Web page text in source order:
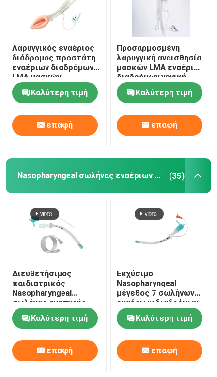
Λαρυγγικός εναέριος
διάδρομος προστάτη
εναέριων διαδρόμων
LMA μασκών
σιλικόνης ιατρικού
βαθμούΚαλύτερη τιμή
επαφή
Προσαρμοσμένη
λαρυγγική αναισθησία
μασκών LMA εναέριων
διαδρόμων γενική
Καλύτερη τιμή
επαφή
Nasopharyngeal σωλήνας εναέριων διαδρόμων (35)
Διευθετήσιμος
παιδιατρικός
Nasopharyngeal
σωλήνας αναπνοής
εναέριων διαδρόμων
NPA με τη μαλακή
άκρη
Καλύτερη τιμή
επαφή
Εκχύσιμο
Nasopharyngeal
μέγεθος 7 σωλήνων
εναέριων διαδρόμων
ODM
Καλύτερη τιμή
επαφή